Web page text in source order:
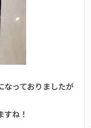
なっておりましたが
ね！